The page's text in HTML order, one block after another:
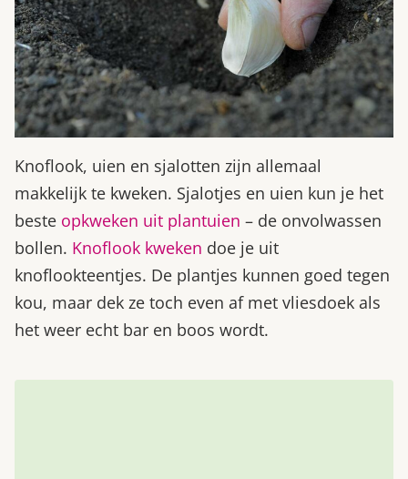
Knoflook, uien en sjalotten zijn allemaal
makkelijk te kweken. Sjalotjes en uien kun je het
beste opkweken uit plantuien – de onvolwassen
bollen. Knoflook kweken doe je uit
knoflookteentjes. De plantjes kunnen goed tegen
kou, maar dek ze toch even af met vliesdoek als
het weer echt bar en boos wordt.